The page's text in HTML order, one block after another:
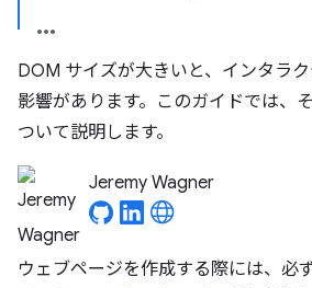
DOM サイズが大きいと、インタラ
影響があります。このガイドでは、
ついて説明します。
Jeremy Wagner
ウェブページを作成する際には、必